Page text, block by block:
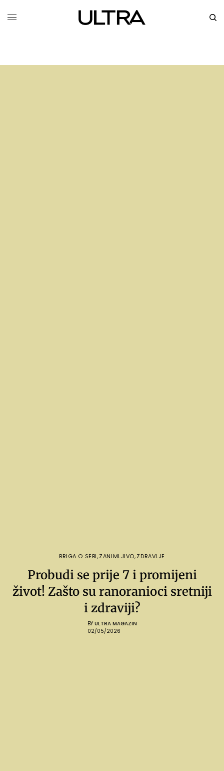
BRIGA O SEBI,ZANIMLJIVO,ZDRAVLJE
Probudi se prije 7 i promijeni
život! Zašto su ranoranioci sretniji
i zdraviji?
BY ULTRA MAGAZIN
02/05/2026